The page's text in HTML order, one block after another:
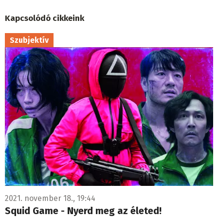
Kapcsolódó cikkeink
Szubjektív
2021. november 18., 19:44
Squid Game - Nyerd meg az életed!